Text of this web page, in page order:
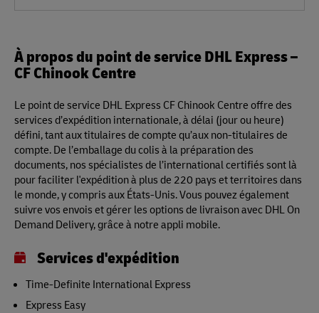
À propos du point de service DHL Express –
CF Chinook Centre
Le point de service DHL Express CF Chinook Centre offre des
services d’expédition internationale, à délai (jour ou heure)
défini, tant aux titulaires de compte qu’aux non-titulaires de
compte. De l’emballage du colis à la préparation des
documents, nos spécialistes de l’international certifiés sont là
pour faciliter l'expédition à plus de 220 pays et territoires dans
le monde, y compris aux États-Unis. Vous pouvez également
suivre vos envois et gérer les options de livraison avec DHL On
Demand Delivery, grâce à notre appli mobile.
Services d'expédition
Time-Definite International Express
Express Easy